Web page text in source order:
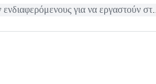
για να εργαστούν στα